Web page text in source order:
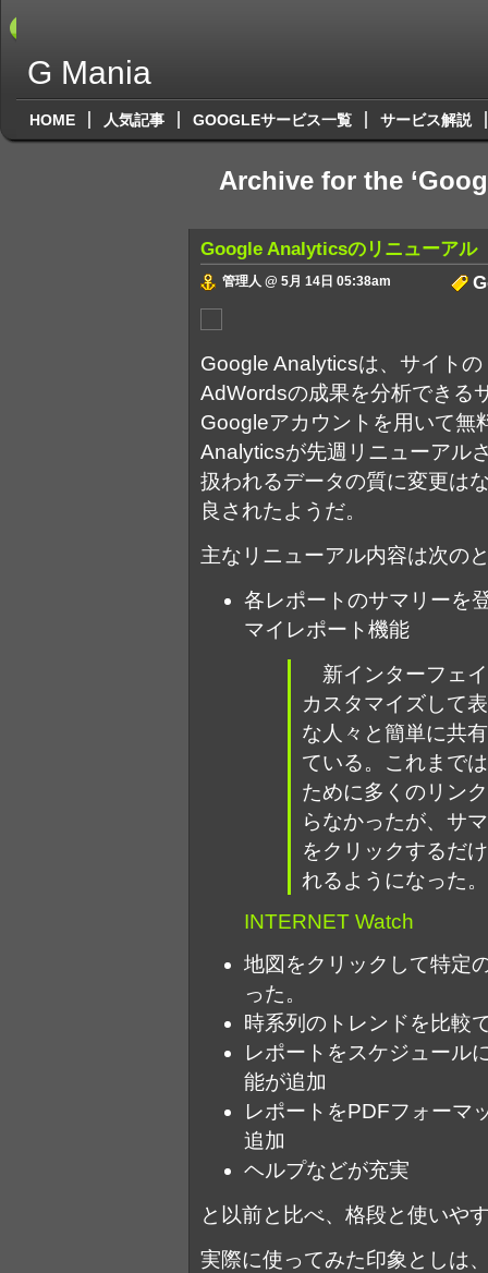
G Mania
HOME 人気記事 GOOGLEサービス一覧 サービス解説
Archive for the
Google Analyticsのリニューアル
管理人 @ 5月 14日 05:38am
Google Analyticsは、サイト
AdWordsの成果を分析できる
Googleアカウントを用いて無
Analyticsが先週リニューアル
扱われるデータの質に変更は
良されたようだ。
主なリニューアル内容は次の
各レポートのサマリーを
マイレポート機能
新インターフェ
カスタマイズして
な人々と簡単に共
ている。これまで
ために多くのリン
らなかったが、サ
をクリックするだ
れるようになった。
INTERNET Watch
地図をクリックして特定
った。
時系列のトレンドを比較
レポートをスケジュール
能が追加
レポートをPDFフォーマ
追加
ヘルプなどが充実
と以前と比べ、格段と使いや
実際に使ってみた印象としは